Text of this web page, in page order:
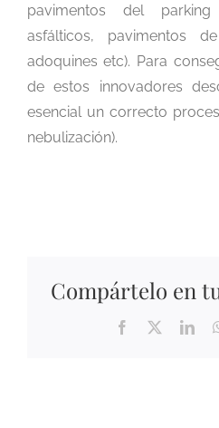
pavimentos del parking
asfálticos, pavimentos
adoquines etc). Para
de estos innovadores
esencial un correcto
nebulización).
Compártelo en
Facebook